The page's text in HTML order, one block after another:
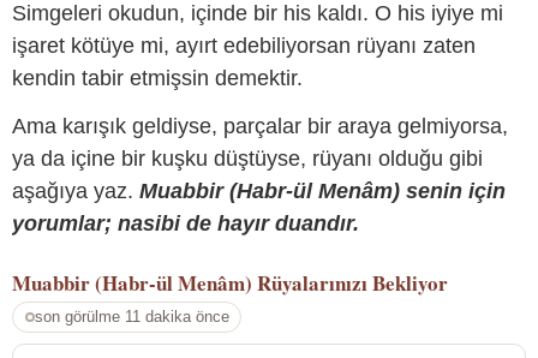
Simgeleri okudun, içinde bir his kaldı. O his iyiye mi
işaret kötüye mi, ayırt edebiliyorsan rüyanı zaten
kendin tabir etmişsin demektir.
Ama karışık geldiyse, parçalar bir araya gelmiyorsa,
ya da içine bir kuşku düştüyse, rüyanı olduğu gibi
aşağıya yaz. Muabbir (Habr-ül Menâm) senin için
yorumlar; nasibi de hayır duandır.
Muabbir (Habr-ül Menâm) Rüyalarınızı Bekliyor
son görülme 11 dakika önce